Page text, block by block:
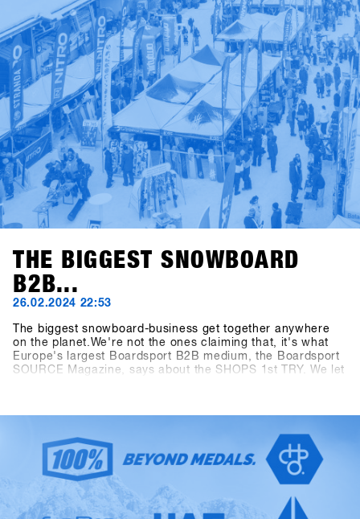
THE BIGGEST SNOWBOARD
B2B...
26.02.2024 22:53
The biggest snowboard-business get together anywhere
on the planet.We're not the ones claiming that, it's what
Europe's largest Boardsport B2B medium, the Boardsport
SOURCE Magazine, says about the SHOPS 1st TRY. We let
during the three-day event. Last but not least, the
dimensions of the outdoor area measuring 2400 square
meters and the indoor area measuring 1548 square meters
have as well outperformed all "Pre-Corona" figures. The
SFT is back, bigger, better and stronger than ever before,
now known as "Clearly the biggest snowboard-business